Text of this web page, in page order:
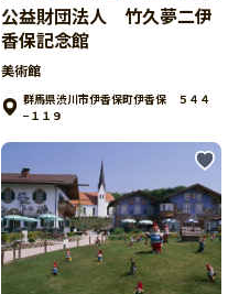
公益財団法人 竹久夢二伊
香保記念館
美術館
群馬県渋川市伊香保町伊香保 ５４４
−１１９